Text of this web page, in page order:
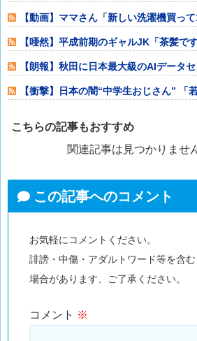
【動画】ママさん「新しい洗濯機買っ
w」⇒ｗｗｗ
【唖然】平成前期のギャルJK「茶髪で
です。下着はテ
【朗報】秋田に日本最大級のAIデータ
2兆円、UA
【衝撃】日本の闇“中学生おじさん” 「
こちらの記事もおすすめ
関連記事は見つかりませ
この記事へのコメント
お気軽にコメントください。
誹謗・中傷・アダルトワード等を含
場合があります、ご了承ください。
コメント ※